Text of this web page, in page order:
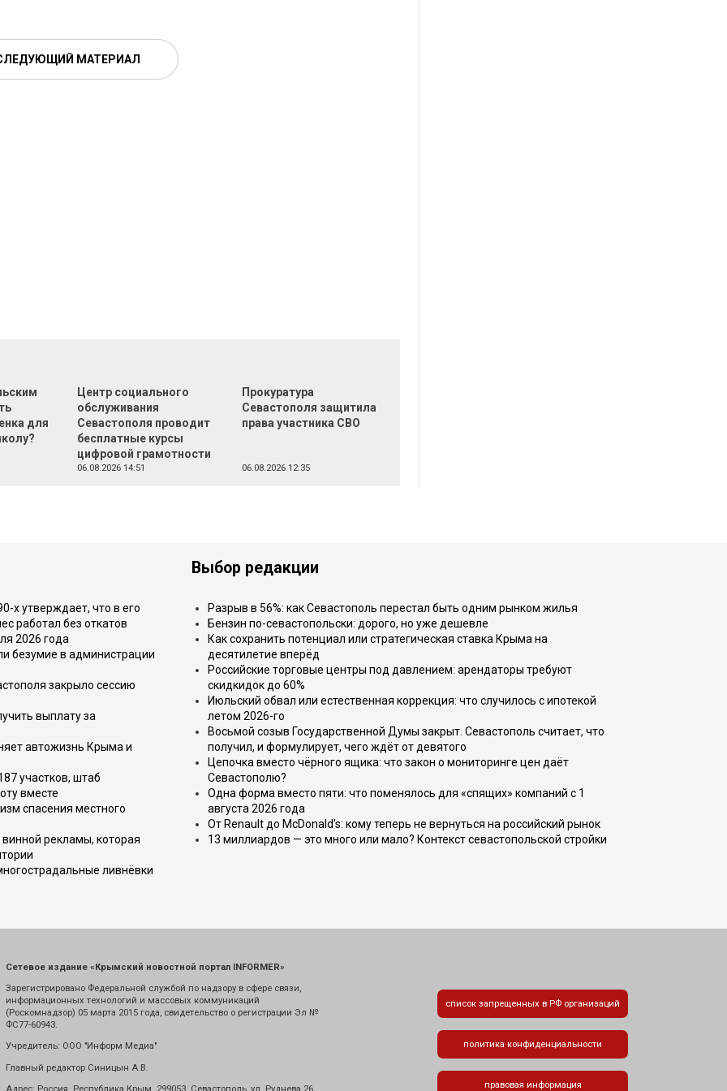
МАТЕРИАЛ
для
Центр социального
обслуживания
Севастополя проводит
бесплатные курсы
цифровой грамотности
06.08.2026 14:51
Прокуратура
Севастополя защитила
права участника СВО
06.08.2026 12:35
х утверждает, что в его
работал без откатов
2026 года
безумие в администрации
закрыло сессию
выплату за
автожизнь Крыма и
участков, штаб
вместе
спасения местного
рекламы, которая
ливнёвки
Выбор редакции
Разрыв в 56%: как Севастополь перестал быть одним рынком жилья
Бензин по-севастопольски: дорого, но уже дешевле
Как сохранить потенциал или стратегическая ставка Крыма на
десятилетие вперёд
Российские торговые центры под давлением: арендаторы требуют
скидкидок до 60%
Июльский обвал или естественная коррекция: что случилось с ипотекой
летом 2026-го
Восьмой созыв Государственной Думы закрыт. Севастополь считает, что
получил, и формулирует, чего ждёт от девятого
Цепочка вместо чёрного ящика: что закон о мониторинге цен даёт
Севастополю?
Одна форма вместо пяти: что поменялось для «спящих» компаний с 1
августа 2026 года
От Renault до McDonald's: кому теперь не вернуться на российский рынок
13 миллиардов — это много или мало? Контекст севастопольской стройки
Сетевое издание «Крымский новостной портал INFORMER»
Зарегистрировано Федеральной службой по надзору в сфере связи,
информационных технологий и массовых коммуникаций
(Роскомнадзор) 05 марта 2015 года, свидетельство о регистрации Эл №
ФС77-60943.
Учредитель: ООО "Информ Медиа"
Главный редактор Синицын А.В.
Адрес: Россия. Республика Крым. 299053. Севастополь, ул. Руднева 26.
список запрещенных в РФ организаций
политика конфиденциальности
правовая информация